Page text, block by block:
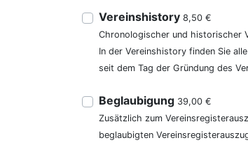
Vereinshistory 8,50 €
Chronologischer und historischer
In der Vereinshistory finden Sie
seit dem Tag der Gründung des
Beglaubigung 39,00 €
Zusätzlich zum
beglaubigten